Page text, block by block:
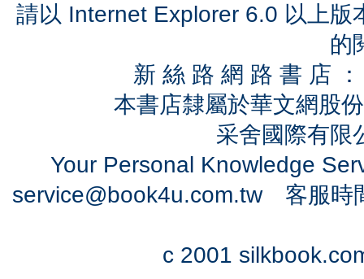
請以 Internet Explorer 6.0 以上
的
新 絲 路 網 路 書 店
本書店隸屬於華文網股
采舍國際有
Your Personal Knowledge
service@book4u.com.tw客服時
c 2001